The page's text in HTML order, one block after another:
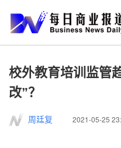
校外教育培训监管
改”？
周廷复 2021-05-25